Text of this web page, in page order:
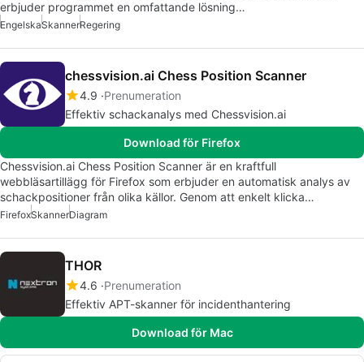
erbjuder programmet en omfattande lösning…
EngelskaSkannerRegering
chessvision.ai Chess Position Scanner
4.9 Prenumeration
Effektiv schackanalys med Chessvision.ai
Download för Firefox
Chessvision.ai Chess Position Scanner är en kraftfull
webbläsartillägg för Firefox som erbjuder en automatisk analys av
schackpositioner från olika källor. Genom att enkelt klicka…
FirefoxSkannerDiagram
THOR
4.6 Prenumeration
Effektiv APT-skanner för incidenthantering
Download för Mac